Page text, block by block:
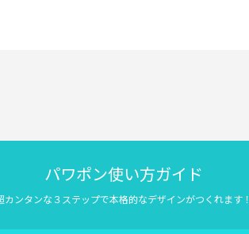
パワポン使い方ガイド
カンタンな３ステップで本格的なデザインがつくれます！